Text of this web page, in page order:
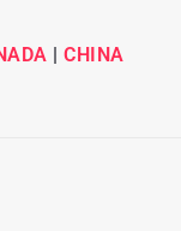
| CHINA